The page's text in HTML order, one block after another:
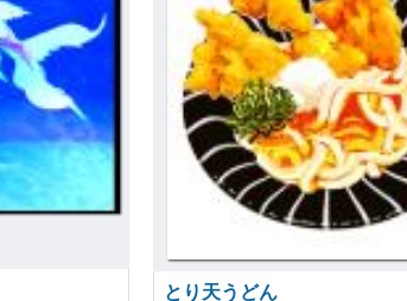
とり天うどん